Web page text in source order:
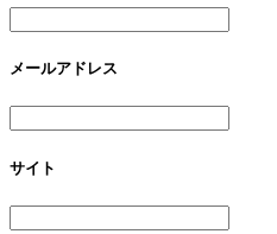
メールアドレス
サイト